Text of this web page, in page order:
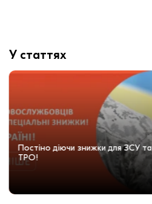
У статтях
Постіно діючи знижки для ЗСУ та
ТРО!